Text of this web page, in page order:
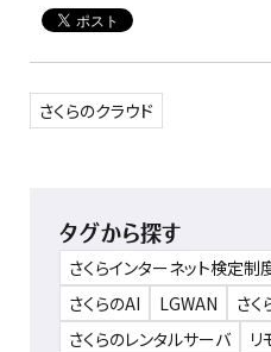
さくらのクラウド
タグから探す
さくらインターネット検定制
さくらのAI
LGWAN
さく
さくらのレンタルサーバ
リ